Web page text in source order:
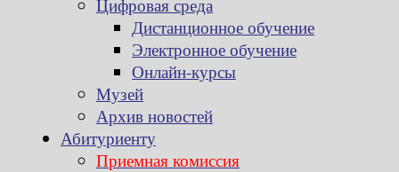
Цифровая среда
Дистанционное обучение
Электронное обучение
Онлайн-курсы
Музей
Архив новостей
Абитуриенту
Приемная комиссия